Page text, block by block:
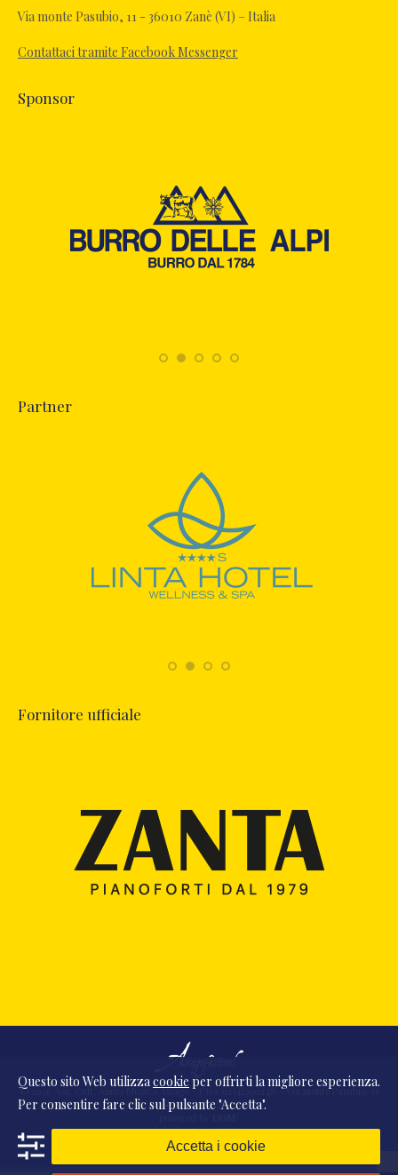
in
window
Via monte Pasubio, 11 - 36010 Zanè (VI) – Italia
Contattaci tramite Facebook Messenger
Sponsor
Partner
Fornitore ufficiale
© 2026 Ass. Cult. Amici Musica Asiago - P.Iva 02342390248 - Via monte Pasubio, 11
- 36010 Zanè (VI) Italia
webdesignDAAMSTUDIO
Questo sito Web utilizzacookie per offrirti la migliore esperienza.
Per consentire fare clic sul pulsante "Accetta".
Accetta i cookie